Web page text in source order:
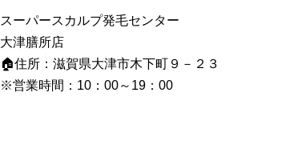
スーパースカルプ発毛センター
大津膳所店
🏠住所：滋賀県大津市木下町９－２３
※営業時間：10：00～19：00